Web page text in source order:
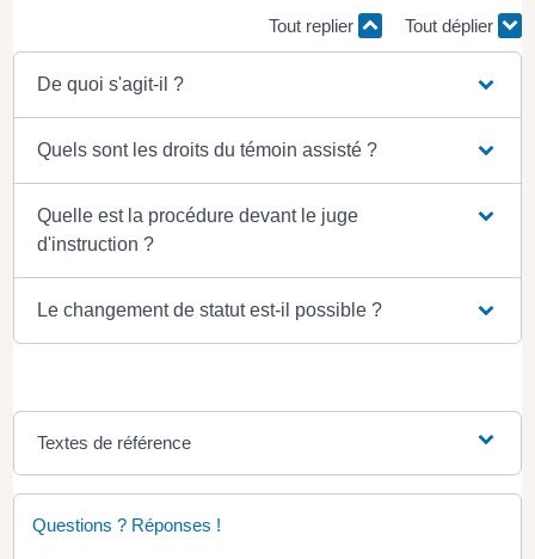
Tout replier Tout déplier
De quoi s'agit-il ?
Quels sont les droits du témoin assisté ?
Quelle est la procédure devant le juge
d'instruction ?
Le changement de statut est-il possible ?
Textes de référence
Questions ? Réponses !